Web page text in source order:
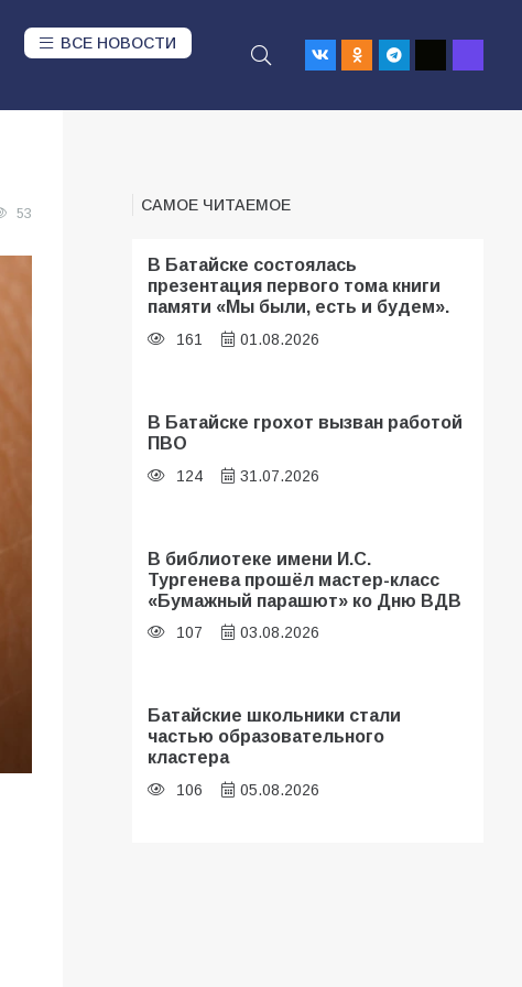
ВСЕ НОВОСТИ
53 САМОЕ ЧИТАЕМОЕ
В Батайске состоялась
презентация первого тома книги
памяти «Мы были, есть и будем».
161 01.08.2026
В Батайске грохот вызван работой
ПВО
124 31.07.2026
В библиотеке имени И.С.
Тургенева прошёл мастер-класс
«Бумажный парашют» ко Дню ВДВ
107 03.08.2026
Батайские школьники стали
частью образовательного
кластера
106 05.08.2026